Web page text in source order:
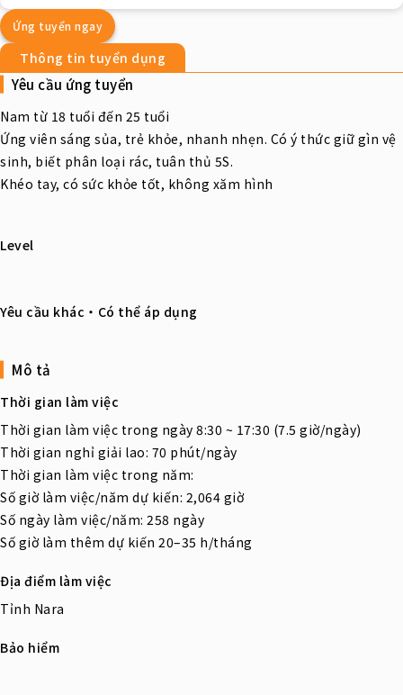
Ứng tuyển ngay
Thông tin tuyển dụng
Yêu cầu ứng tuyển
Nam từ 18 tuổi đến 25 tuổi
Ứng viên sáng sủa, trẻ khỏe, nhanh nhẹn. Có ý thức giữ gìn vệ
sinh, biết phân loại rác, tuân thủ 5S.
Khéo tay, có sức khỏe tốt, không xăm hình
Level
Yêu cầu khác・Có thể áp dụng
Mô tả
Thời gian làm việc
Thời gian làm việc trong ngày 8:30 ~ 17:30 (7.5 giờ/ngày)
Thời gian nghỉ giải lao: 70 phút/ngày
Thời gian làm việc trong năm:
Số giờ làm việc/năm dự kiến: 2,064 giờ
Số ngày làm việc/năm: 258 ngày
Số giờ làm thêm dự kiến 20–35 h/tháng
Địa điểm làm việc
Tỉnh Nara
Bảo hiểm